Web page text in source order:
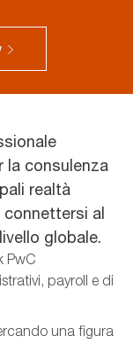
la consulenza
realtà
connettersi al
globale.
PwC
payroll e di
una figura